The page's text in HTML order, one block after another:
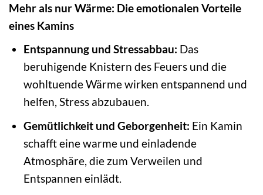
Mehr als nur Wärme: Die emotionalen Vorteile
eines Kamins
Entspannung und Stressabbau: Das
beruhigende Knistern des Feuers und die
wohltuende Wärme wirken entspannend und
helfen, Stress abzubauen.
Gemütlichkeit und Geborgenheit: Ein Kamin
schafft eine warme und einladende
Atmosphäre, die zum Verweilen und
Entspannen einlädt.